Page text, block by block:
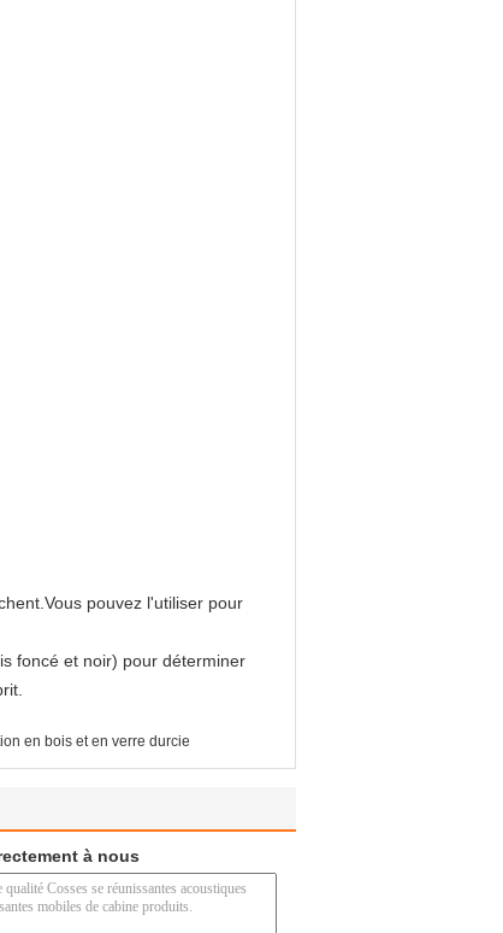
pouvez l'utiliser pour
foncé et noir) pour déterminer
en bois et en verre durcie
à nous